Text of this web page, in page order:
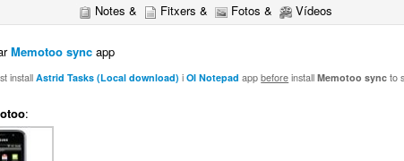
Notes &
Fitxers & Fotos & Vídeos
Memotoo sync app
installAstrid Tasks (Local download) iOI Notepad appbefore installMemotoo sync to
: